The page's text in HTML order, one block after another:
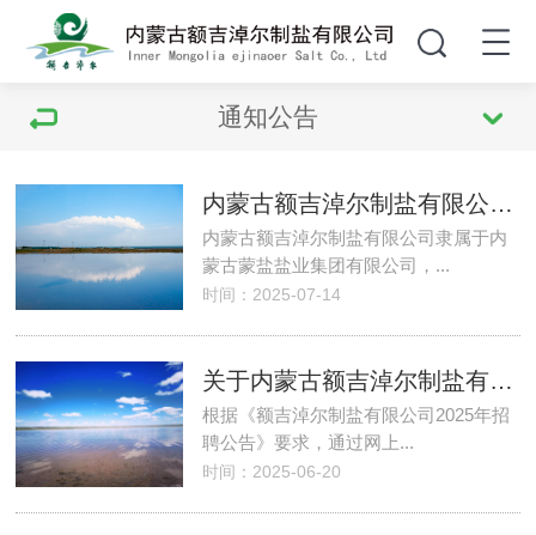
通知公告
内蒙古额吉淖尔制盐有限公司人员招聘公告
内蒙古额吉淖尔制盐有限公司隶属于内
蒙古蒙盐盐业集团有限公司，...
时间：2025-07-14
关于内蒙古额吉淖尔制盐有限有限公司 2025 年面向社会公开招聘拟录用人员公示
根据《额吉淖尔制盐有限公司2025年招
聘公告》要求，通过网上...
时间：2025-06-20